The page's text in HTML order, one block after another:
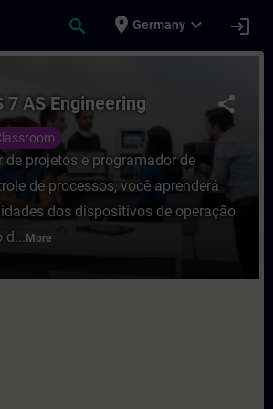
search place Germany expand_more login
PCS 7 AS
share
7 AS Engineering
de projetos e programador de
de processos, você aprenderá
dos dispositivos de operação
d... More